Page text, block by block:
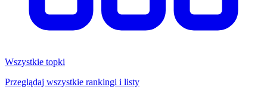
Wszystkie topki
Przeglądaj wszystkie rankingi i listy